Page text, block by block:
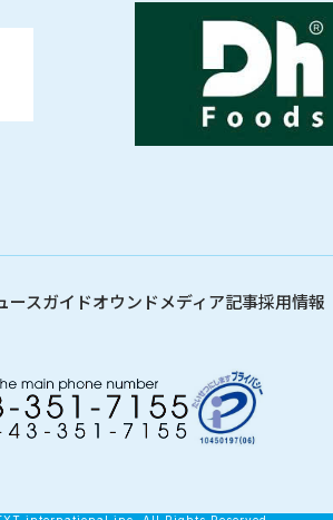
ースガイドオウンドメディア記事採用情報